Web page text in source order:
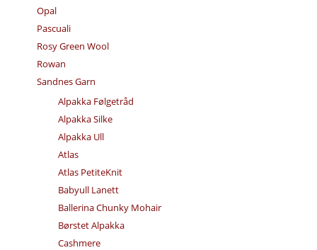
Opal
Pascuali
Rosy Green Wool
Rowan
Sandnes Garn
Alpakka Følgetråd
Alpakka Silke
Alpakka Ull
Atlas
Atlas PetiteKnit
Babyull Lanett
Ballerina Chunky Mohair
Børstet Alpakka
Cashmere